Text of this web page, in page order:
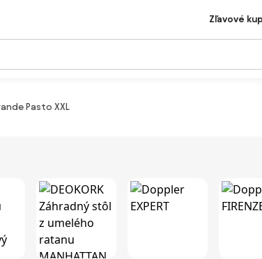
Zľavové
Pasto XXL